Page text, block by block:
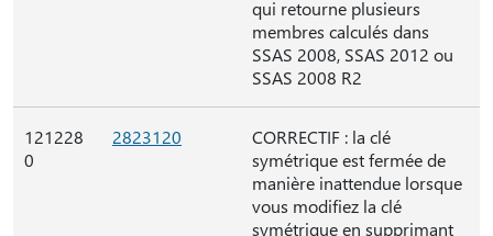
qui retourne plusieurs
membres calculés dans
SSAS 2008, SSAS 2012 ou
SSAS 2008 R2
121228
0
2823120
CORRECTIF : la clé
symétrique est fermée de
manière inattendue lorsque
vous modifiez la clé
symétrique en supprimant